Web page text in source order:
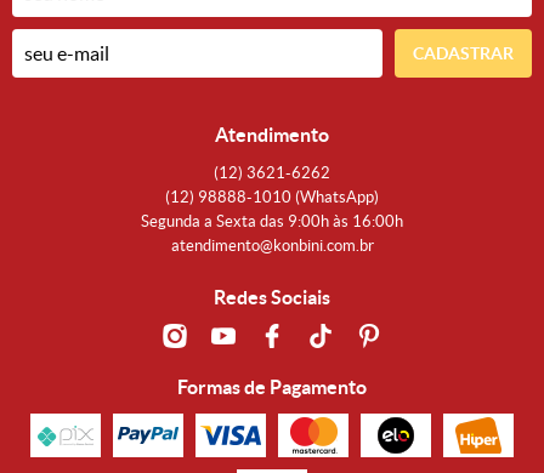
CADASTRAR
Atendimento
(12) 3621-6262
(12) 98888-1010 (WhatsApp)
Segunda a Sexta das 9:00h às 16:00h
atendimento@konbini.com.br
Redes Sociais
Formas de Pagamento